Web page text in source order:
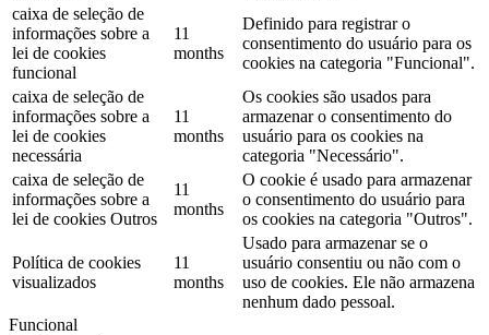
caixa de seleção de
informações sobre a
lei de cookies
funcional
11
months
Definido para registrar o
consentimento do usuário para os
cookies na categoria "Funcional".
caixa de seleção de
informações sobre a
lei de cookies
necessária
11
months
Os cookies são usados ​​para
armazenar o consentimento do
usuário para os cookies na
categoria "Necessário".
caixa de seleção de
informações sobre a
lei de cookies Outros
11
months
O cookie é usado para armazenar
o consentimento do usuário para
os cookies na categoria "Outros".
Política de cookies
visualizados
11
months
Usado para armazenar se o
usuário consentiu ou não com o
uso de cookies. Ele não armazena
nenhum dado pessoal.
Funcional